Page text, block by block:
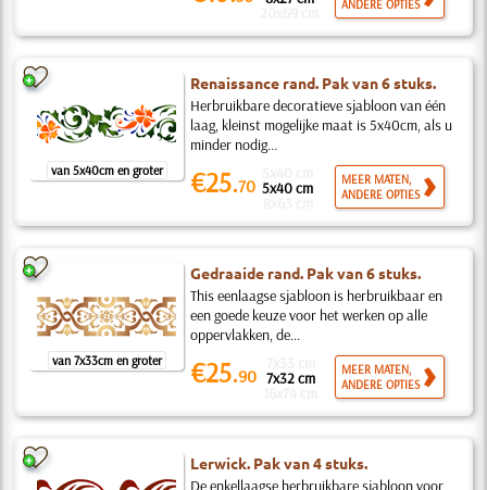
ANDERE OPTIES
van 5x40cm en groter
Renaissance rand. Pak van 6 stuks.
Herbruikbare decoratieve sjabloon van één
laag, kleinst mogelijke maat is 5x40cm, als u
minder nodig...
€25.70 5x40 cm
MEER MATEN,
ANDERE OPTIES
van 7x33cm en groter
Gedraaide rand. Pak van 6 stuks.
This eenlaagse sjabloon is herbruikbaar en
een goede keuze voor het werken op alle
oppervlakken, de...
€25.90 7x32 cm
MEER MATEN,
ANDERE OPTIES
Lerwick. Pak van 4 stuks.
De enkellaagse herbruikbare sjabloon voor